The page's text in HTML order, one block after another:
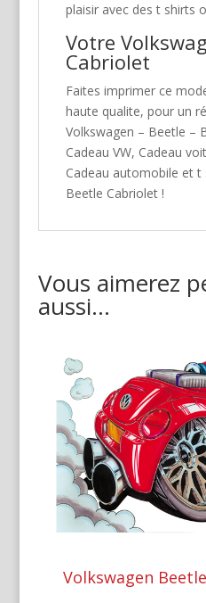
plaisir avec des t shirts
Votre
Cabriolet
Faites imprimer ce
haute qualite, pour un
Volkswagen – Beetle –
Cadeau VW, Cadeau
Cadeau automobile et t
Beetle Cabriolet !
Vous aimerez
aussi…
Volkswagen